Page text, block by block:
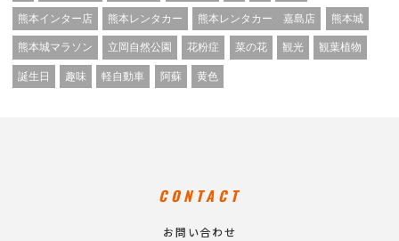
熊本インター店 熊本レンタカー 熊本レンタカー 嘉島店 熊本城
熊本城マラソン 立岡自然公園 花粉症 菜の花 観光 観葉植物
誕生日 趣味 軽自動車 阿蘇 黄色
CONTACT
お問い合わせ